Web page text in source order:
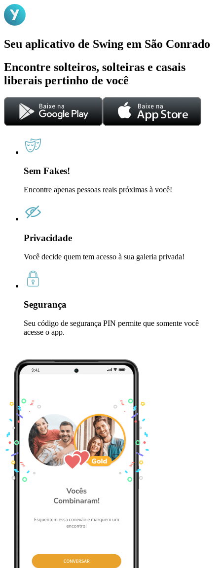
Seu aplicativo de Swing em São Conrado
Encontre solteiros, solteiras e casais
liberais pertinho de você
Sem Fakes!
Encontre apenas pessoas reais próximas à você!
Privacidade
Você decide quem tem acesso à sua galeria privada!
Segurança
Seu código de segurança PIN permite que somente você
acesse o app.